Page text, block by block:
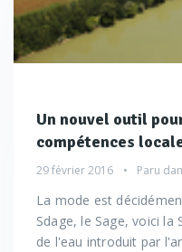
Un nouvel outil
compétences
29 février 2016 Paru
La mode est
Sdage, le Sage, voici
de l'eau introduit par